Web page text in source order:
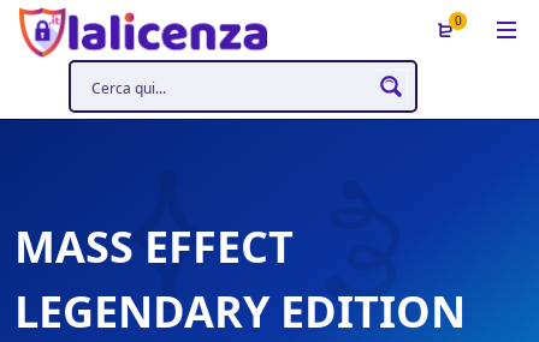
0
MASS EFFECT
LEGENDARY EDITION